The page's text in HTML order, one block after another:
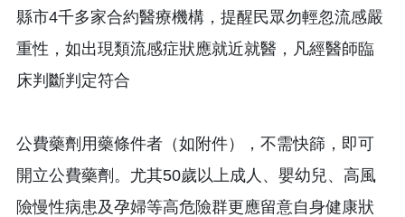
縣市4千多家合約醫療機構，提醒民眾勿輕忽流感嚴
重性，如出現類流感症狀應就近就醫，凡經醫師臨
床判斷判定符合
公費藥劑用藥條件者（如附件），不需快篩，即可
開立公費藥劑。尤其50歲以上成人、嬰幼兒、高風
險慢性病患及孕婦等高危險群更應留意自身健康狀